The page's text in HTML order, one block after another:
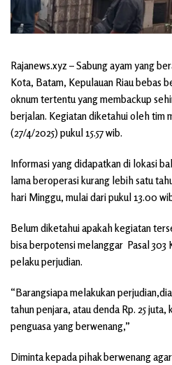
Rajanews.xyz – Sabung ayam yang
Kota, Batam, Kepulauan Riau bebas
oknum tertentu yang membackup
berjalan. Kegiatan diketahui oleh tim
(27/4/2025) pukul 15.57 wib.
Informasi yang didapatkan di lokasi
lama beroperasi kurang lebih satu
hari Minggu, mulai dari pukul 13.00
Belum diketahui apakah kegiatan
bisa berpotensi melanggar Pasal
pelaku perjudian.
“Barangsiapa melakukan
tahun penjara, atau denda Rp. 25
penguasa yang berwenang,”
Diminta kepada pihak berwenang